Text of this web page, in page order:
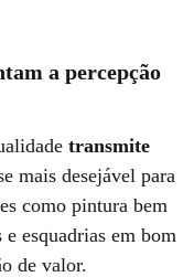
a percepção
transmite
mais desejável para
como pintura bem
esquadrias em bom
de valor.